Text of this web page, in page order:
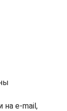
на e-mail,